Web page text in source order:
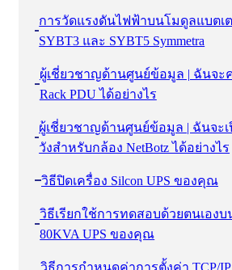
การวัดแรงดันไฟฟ้าบนโมดูลแบตเต
SYBT3 และ SYBT5 Symmetra
ผู้เชี่ยวชาญด้านศูนย์ข้อมูล | ฉันจะค
Rack PDU ได้อย่างไร
ผู้เชี่ยวชาญด้านศูนย์ข้อมูล | ฉันจะเ
วังสําหรับกล้อง NetBotz ได้อย่างไร
วิธีปิดเครื่อง Silcon UPS ของคุณ
วิธีเรียกใช้การทดสอบด้วยตนเองบน
80KVA UPS ของคุณ
วิธีการกําหนดค่าการตั้งค่า TCP/